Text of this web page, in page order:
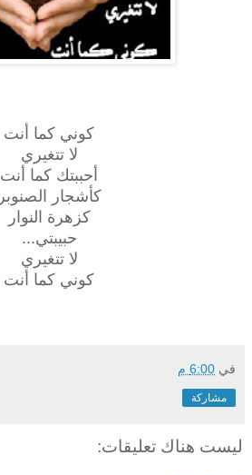
كوني كما أنت
لا تتغيري
أحببتك كما أنت
كأشجار الصنوبر
كزهرة النوار
حبيبتي...
لا تتغيري
كوني كما أنت
في 6:00 م
مشاركة
ليست هناك تعليقات: